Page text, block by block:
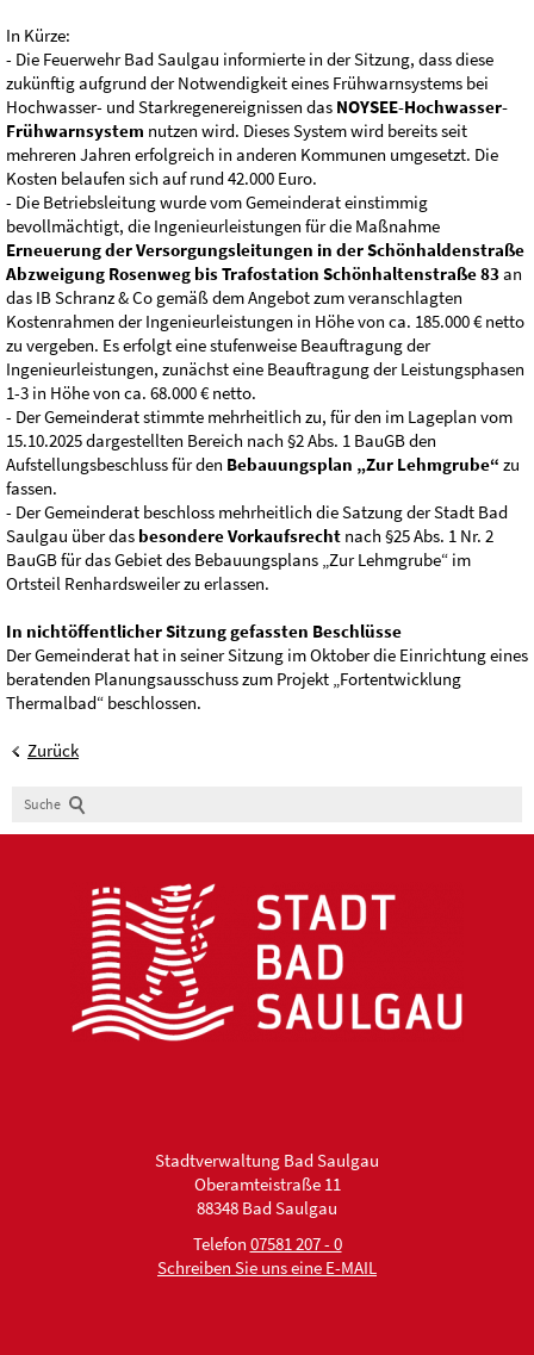
In Kürze:
- Die Feuerwehr Bad Saulgau informierte in der Sitzung, dass diese
zukünftig aufgrund der Notwendigkeit eines Frühwarnsystems bei
Hochwasser- und Starkregenereignissen das NOYSEE-Hochwasser-
Frühwarnsystem nutzen wird. Dieses System wird bereits seit
mehreren Jahren erfolgreich in anderen Kommunen umgesetzt. Die
Kosten belaufen sich auf rund 42.000 Euro.
- Die Betriebsleitung wurde vom Gemeinderat einstimmig
bevollmächtigt, die Ingenieurleistungen für die Maßnahme
Erneuerung der Versorgungsleitungen in der Schönhaldenstraße
Abzweigung Rosenweg bis Trafostation Schönhaltenstraße 83an
das IB Schranz & Co gemäß dem Angebot zum veranschlagten
Kostenrahmen der Ingenieurleistungen in Höhe von ca. 185.000 € netto
zu vergeben. Es erfolgt eine stufenweise Beauftragung der
Ingenieurleistungen, zunächst eine Beauftragung der Leistungsphasen
1-3 in Höhe von ca. 68.000 € netto.
- Der Gemeinderat stimmte mehrheitlich zu, für den im Lageplan vom
15.10.2025 dargestellten Bereich nach §2 Abs. 1 BauGB den
Aufstellungsbeschluss für den Bebauungsplan „Zur Lehmgrube“ zu
fassen.
- Der Gemeinderat beschloss mehrheitlich die Satzung der Stadt Bad
Saulgau über das besondere Vorkaufsrecht nach §25 Abs. 1 Nr. 2
BauGB für das Gebiet des Bebauungsplans „Zur Lehmgrube“ im
Ortsteil Renhardsweiler zu erlassen.
In nichtöffentlicher Sitzung gefassten Beschlüsse
Der Gemeinderat hat in seiner Sitzung im Oktober die Einrichtung eines
beratenden Planungsausschuss zum Projekt „Fortentwicklung
Thermalbad“ beschlossen.
Zurück
Suche
Stadtverwaltung Bad Saulgau
Oberamteistraße 11
88348 Bad Saulgau
Telefon 07581 207 - 0
Schreiben Sie uns eine E-MAIL